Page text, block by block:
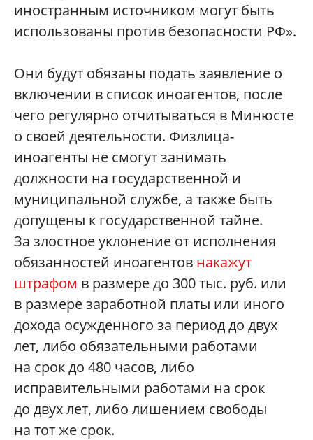
иностранным источником могут быть
использованы против безопасности РФ».
Они будут обязаны подать заявление о
включении в список иноагентов, после
чего регулярно отчитываться в Минюсте
о своей деятельности. Физлица-
иноагенты не смогут занимать
должности на государственной и
муниципальной службе, а также быть
допущены к государственной тайне.
За злостное уклонение от исполнения
обязанностей иноагентов накажут
штрафом в размере до 300 тыс. руб. или
в размере заработной платы или иного
дохода осужденного за период до двух
лет, либо обязательными работами
на срок до 480 часов, либо
исправительными работами на срок
до двух лет, либо лишением свободы
на тот же срок.